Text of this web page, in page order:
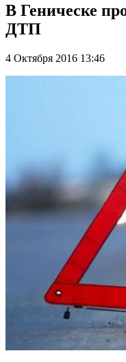
В Геническе
ДТП
4 Октября 2016 13:46